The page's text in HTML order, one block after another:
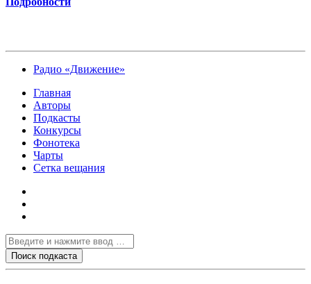
Радио «Движение»
Главная
Авторы
Подкасты
Конкурсы
Фонотека
Чарты
Сетка вещания